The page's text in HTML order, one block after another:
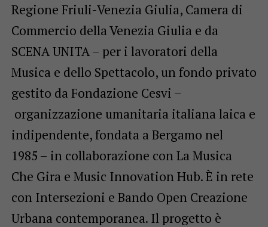
Regione Friuli-Venezia Giulia, Camera di
Commercio della Venezia Giulia e da
SCENA UNITA – per i lavoratori della
Musica e dello Spettacolo, un fondo privato
gestito da Fondazione Cesvi –
organizzazione umanitaria italiana laica e
indipendente, fondata a Bergamo nel
1985 – in collaborazione con La Musica
Che Gira e Music Innovation Hub. È in rete
con Intersezioni e Bando Open Creazione
Urbana contemporanea. Il progetto è